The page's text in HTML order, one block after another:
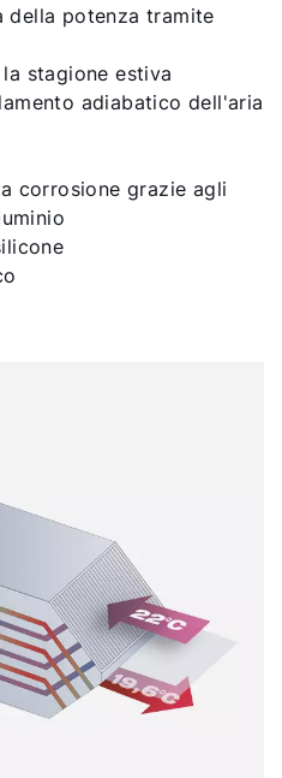
della potenza tramite
stagione estiva
adiabatico dell'aria
corrosione grazie agli